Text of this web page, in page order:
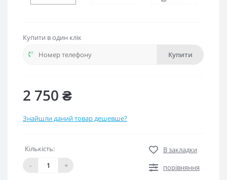
Купити в один клік
Купити
2 750 ₴
Знайшли даний товар дешевше?
Кількість:
-
+
В закладки
порівняння